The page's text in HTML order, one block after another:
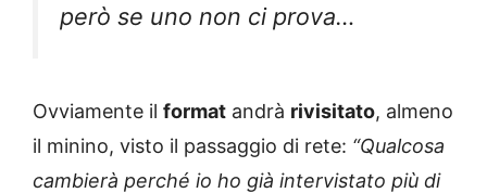
però se uno non ci prova…
Ovviamente il format andrà rivisitato, almeno
il minino, visto il passaggio di rete: “Qualcosa
cambierà perché io ho già intervistato più di